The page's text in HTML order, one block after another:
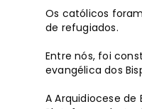
Os católicos
de refugiados.
Entre nós, foi
evangélica dos
A Arquidiocese